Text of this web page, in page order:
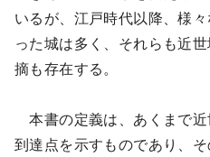
いるが、江戸時代以降、様
った城は多く、それらも近
摘も存在する。
本書の定義は、あくまで
到達点を示すものであり、